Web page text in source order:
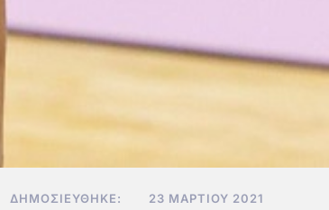
ΔΗΜΟΣΙΕΎΘΗΚΕ: 23 ΜΑΡΤΊΟΥ 2021